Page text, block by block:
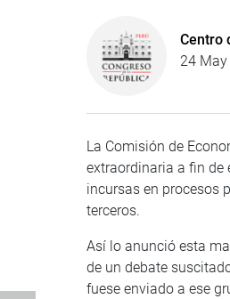
Centro
24
La Comisión de
extraordinaria a fin de
incursas en procesos
terceros.
Así lo anunció esta
de un debate
fuese enviado a ese